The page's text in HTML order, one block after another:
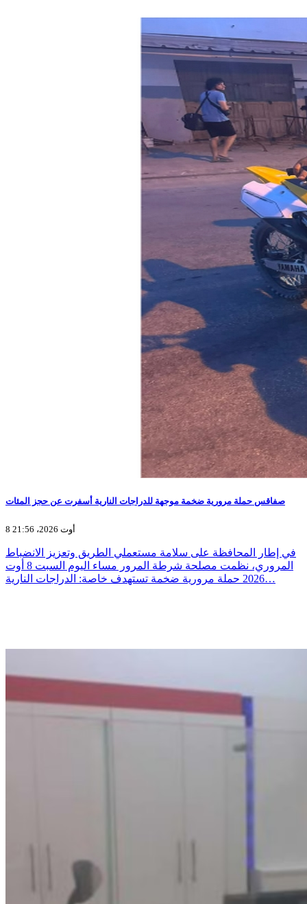
صفاقس حملة مرورية ضخمة موجهة للدراجات النارية أسفرت عن حجز المئات
8 أوت 2026، 21:56
في إطار المحافظة على سلامة مستعملي الطريق وتعزيز الانضباط
المروري، نظمت مصلحة شرطة المرور مساء اليوم السبت 8 أوت
2026 حملة مرورية ضخمة تستهدف خاصة: الدراجات النارية…